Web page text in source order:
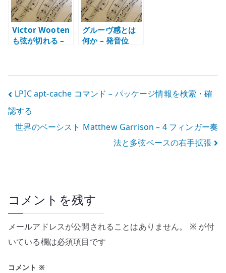
Victor Wooten
も弦が切れる –
グルーヴ感とは
何か – 発音位
投
稿
ナ
ビ
ー
シ
ョ
ン
LPIC apt-cache コマンド – パッケージ情報を検索・確
認する
世界のベーシスト Matthew Garrison – 4 フィンガー奏
法と多弦ベースの右手拡張
コメントを残す
メールアドレスが公開されることはありません。 ※が付
いている欄は必須項目です
コメント ※